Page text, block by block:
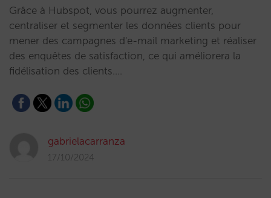
Grâce à Hubspot, vous pourrez augmenter,
centraliser et segmenter les données clients pour
mener des campagnes d'e-mail marketing et réaliser
des enquêtes de satisfaction, ce qui améliorera la
fidélisation des clients.…
gabrielacarranza
17/10/2024